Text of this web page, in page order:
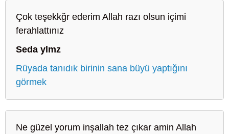
Çok teşekkğr ederim Allah razı olsun içimi
ferahlattınız
Seda ylmz
Rüyada tanıdık birinin sana büyü yaptığını
görmek
Ne güzel yorum inşallah tez çıkar amin Allah